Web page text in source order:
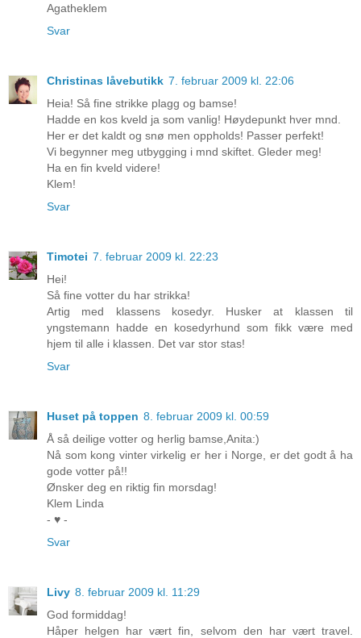
Agatheklem
Svar
Christinas låvebutikk 7. februar 2009 kl. 22:06
Heia! Så fine strikke plagg og bamse!
Hadde en kos kveld ja som vanlig! Høydepunkt hver mnd.
Her er det kaldt og snø men oppholds! Passer perfekt!
Vi begynner meg utbygging i mnd skiftet. Gleder meg!
Ha en fin kveld videre!
Klem!
Svar
Timotei 7. februar 2009 kl. 22:23
Hei!
Så fine votter du har strikka!
Artig med klassens kosedyr. Husker at klassen til
yngstemann hadde en kosedyrhund som fikk være med
hjem til alle i klassen. Det var stor stas!
Svar
Huset på toppen 8. februar 2009 kl. 00:59
Å så deilige votter og herlig bamse,Anita:)
Nå som kong vinter virkelig er her i Norge, er det godt å ha
gode votter på!!
Ønsker deg en riktig fin morsdag!
Klem Linda
- ♥ -
Svar
Livy 8. februar 2009 kl. 11:29
God formiddag!
Håper helgen har vært fin, selvom den har vært travel.